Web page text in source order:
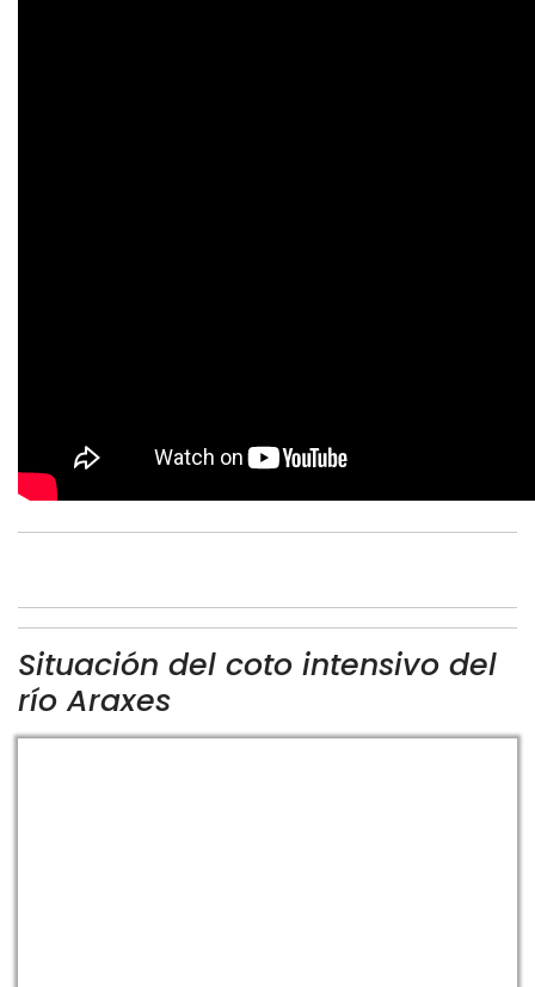
Situación del coto intensivo del
río Araxes